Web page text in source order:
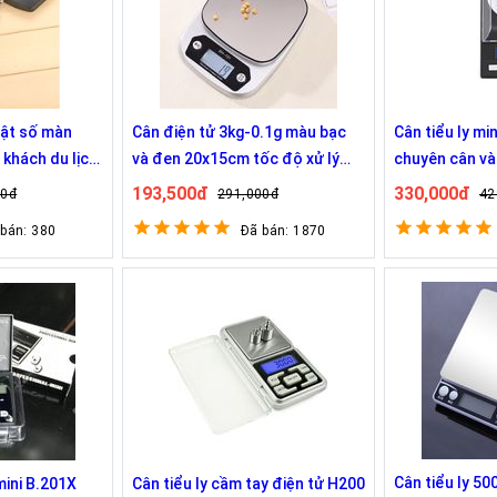
số màn
du lịch
hành lý
380
Cân điện tử 3kg-0.1g màu bạc
và đen 20x15cm tốc độ xử lý
nhanh 8814
193,500đ 291,000đ
Đã bán: 1870
Cân tiểu ly
chuyên cân
330,000đ
B.201X Cân tiểu ly cầm tay điện tử H200 Cân tiểu ly